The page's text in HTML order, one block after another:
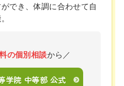
でき、体調に合わせて自
の個別相談から／
学院 中等部 公式